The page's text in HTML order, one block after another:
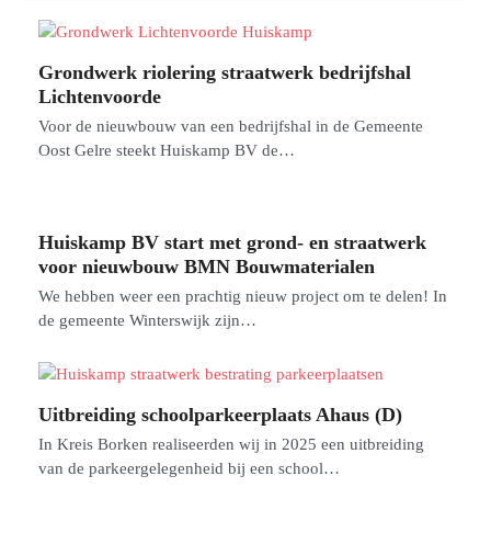
Grondwerk riolering straatwerk bedrijfshal
Lichtenvoorde
Voor de nieuwbouw van een bedrijfshal in de Gemeente
Oost Gelre steekt Huiskamp BV de…
Huiskamp BV start met grond- en straatwerk
voor nieuwbouw BMN Bouwmaterialen
We hebben weer een prachtig nieuw project om te delen! In
de gemeente Winterswijk zijn…
Uitbreiding schoolparkeerplaats Ahaus (D)
In Kreis Borken realiseerden wij in 2025 een uitbreiding
van de parkeergelegenheid bij een school…